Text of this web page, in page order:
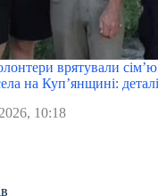
врятували
на Куп’янщині: деталі
10:18